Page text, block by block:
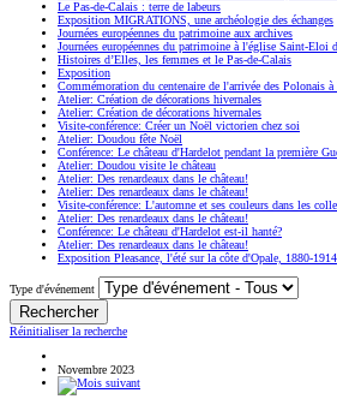
Le Pas-de-Calais : terre de labeurs
Exposition MIGRATIONS, une archéologie des échanges
Journées européennes du patrimoine aux archives
Journées européennes du patrimoine à l'église Saint-Eloi
Histoires d’Elles, les femmes et le Pas-de-Calais
Exposition
Commémoration du centenaire de l'arrivée des Polonais à
Atelier: Création de décorations hivernales
Atelier: Création de décorations hivernales
Visite-conférence: Créer un Noël victorien chez soi
Atelier: Doudou fête Noël
Conférence: Le château d'Hardelot pendant la première
Atelier: Doudou visite le château
Atelier: Des renardeaux dans le château!
Atelier: Des renardeaux dans le château!
Visite-conférence: L'automne et ses couleurs dans les
Atelier: Des renardeaux dans le château!
Conférence: Le château d'Hardelot est-il hanté?
Atelier: Des renardeaux dans le château!
Exposition Pleasance, l'été sur la côte d'Opale, 1880-1914
Type d'événement
Réinitialiser la recherche
Novembre 2023